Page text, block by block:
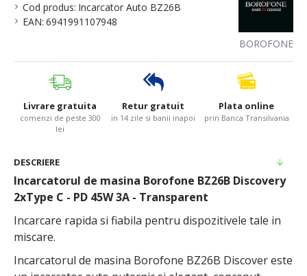
Cod produs: Incarcator Auto BZ26B
EAN: 6941991107948
BOROFONE
Livrare gratuita
comenzi de peste 300
lei
Retur gratuit
in 14 zile si banii inapoi
Plata online
prin Banca Transilvania
DESCRIERE
Incarcatorul de masina Borofone BZ26B Discovery
2xType C - PD 45W 3A - Transparent
Incarcare rapida si fiabila pentru dispozitivele tale in
miscare.
Incarcatorul de masina Borofone BZ26B Discover este